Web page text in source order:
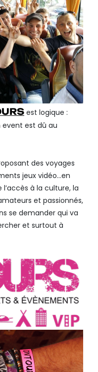
est logique :
event est dû au
des voyages
jeux vidéo…en
à la culture, la
et passionnés,
se demander qui va
et surtout à